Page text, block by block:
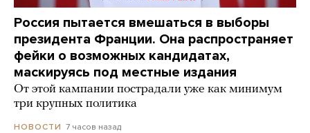
Россия пытается вмешаться в выборы
президента Франции. Она распространяет
фейки о возможных кандидатах,
маскируясь под местные издания
От этой кампании пострадали уже как минимум
три крупных политика
НОВОСТИ 7 часов назад